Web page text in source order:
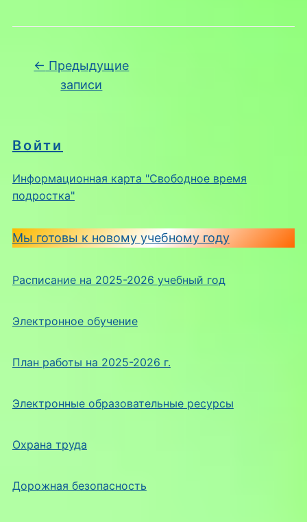
Войти
Информационная карта "Свободное время
подростка"
Мы готовы к новому учебному году
Расписание на 2025-2026 учебный год
Электронное обучение
План работы на 2025-2026 г.
Электронные образовательные ресурсы
Охрана труда
Дорожная безопасность
Навигация по записям
← Предыдущие
записи